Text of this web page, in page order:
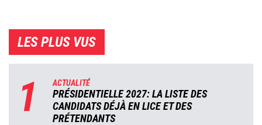
LES PLUS VUS
1 ACTUALITÉ
PRÉSIDENTIELLE 2027: LA LISTE DES
CANDIDATS DÉJÀ EN LICE ET DES
PRÉTENDANTS